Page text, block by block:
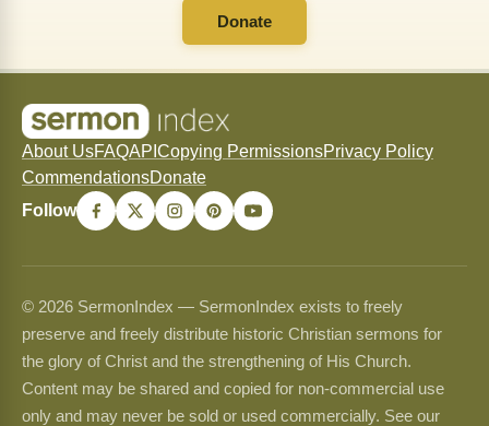
Donate
About UsFAQAPI Copying PermissionsPrivacy Policy
CommendationsDonate
Follow
© 2026 SermonIndex — SermonIndex exists to freely
preserve and freely distribute historic Christian sermons for
the glory of Christ and the strengthening of His Church.
Content may be shared and copied for non-commercial use
only and may never be sold or used commercially. See our